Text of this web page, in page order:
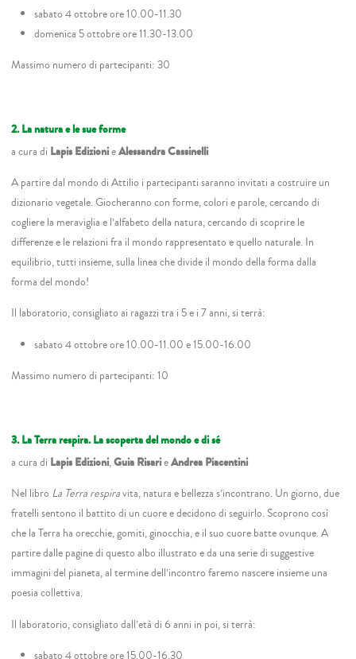
sabato 4 ottobre ore 10.00-11.30
domenica 5 ottobre ore 11.30-13.00
Massimo numero di partecipanti: 30
2. La natura e le sue forme
a cura di Lapis EdizionieAlessandra Cassinelli
A partire dal mondo di Attilio i partecipanti saranno invitati a costruire un
dizionario vegetale. Giocheranno con forme, colori e parole, cercando di
cogliere la meraviglia e l’alfabeto della natura, cercando di scoprire le
differenze e le relazioni fra il mondo rappresentato e quello naturale. In
equilibrio, tutti insieme, sulla linea che divide il mondo della forma dalla
forma del mondo!
Il laboratorio, consigliato ai ragazzi tra i 5 e i 7 anni, si terrà:
sabato 4 ottobre ore 10.00-11.00 e 15.00-16.00
Massimo numero di partecipanti: 10
3. La Terra respira. La scoperta del mondo e di sé
a cura di Lapis Edizioni,Guia RisarieAndrea Piacentini
Nel libro La Terra respiravita, natura e bellezza s’incontrano. Un giorno, due
fratelli sentono il battito di un cuore e decidono di seguirlo. Scoprono così
che la Terra ha orecchie, gomiti, ginocchia, e il suo cuore batte ovunque. A
partire dalle pagine di questo albo illustrato e da una serie di suggestive
immagini del pianeta, al termine dell’incontro faremo nascere insieme una
poesia collettiva.
Il laboratorio, consigliato dall’età di 6 anni in poi, si terrà:
sabato 4 ottobre ore 15.00-16.30